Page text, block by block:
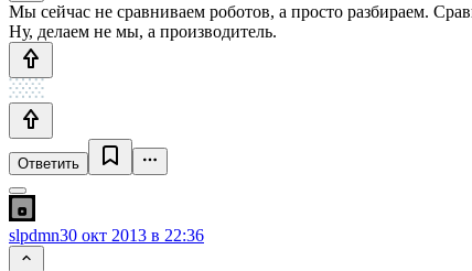
Мы сейчас не сравниваем роботов, а просто разбираем.
Ну, делаем не мы, а производитель.
Ответить
slpdmn30 окт 2013 в 22:36